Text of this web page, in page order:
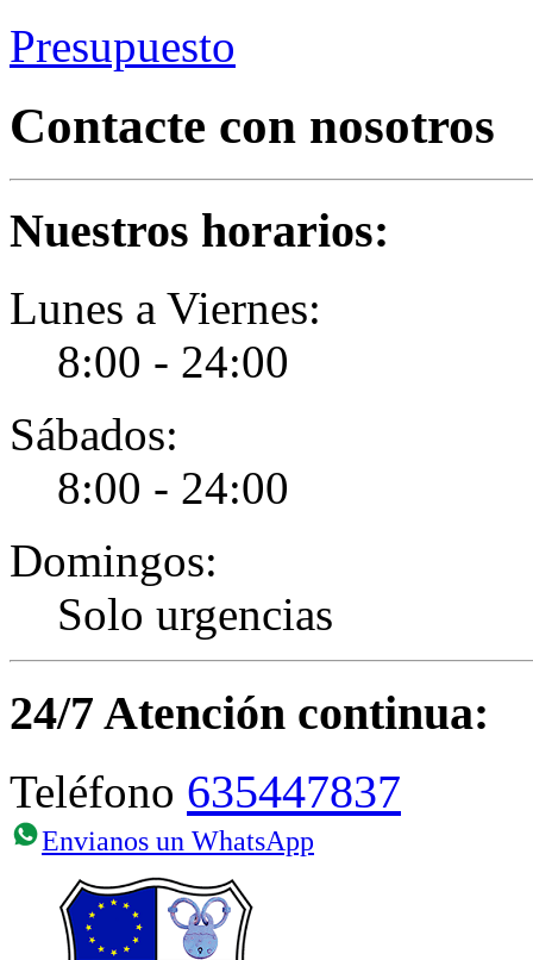
Presupuesto
Contacte con nosotros
Nuestros horarios:
Lunes a Viernes:
8:00 - 24:00
Sábados:
8:00 - 24:00
Domingos:
Solo urgencias
24/7 Atención continua:
Teléfono 635447837
Envianos un WhatsApp